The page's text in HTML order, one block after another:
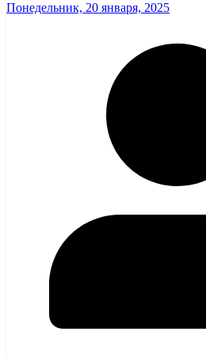
Понедельник, 20 января, 2025